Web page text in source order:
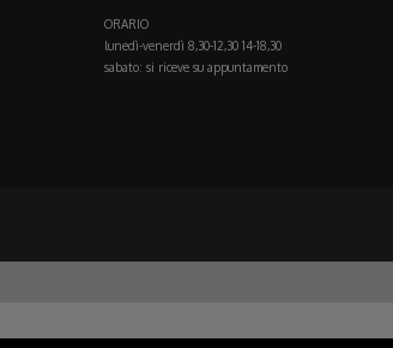
ORARIO
lunedì-venerdì 8,30-12,30 14-18,30
sabato: si riceve su appuntamento